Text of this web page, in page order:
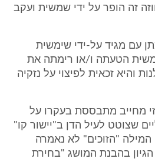
זה הופר על ידי שמשית ועקב
עם מגיד על-ידי שימשית
הטעתה ו/או רימתה את
והיא זכאית לפיצוי על נזקיה
מחייב מתבססת בעקרו על
שצוטט לעיל הדן ב"יישור קו"
"הזוכים" לא נאמרה
בהבנת המושג "בחירת